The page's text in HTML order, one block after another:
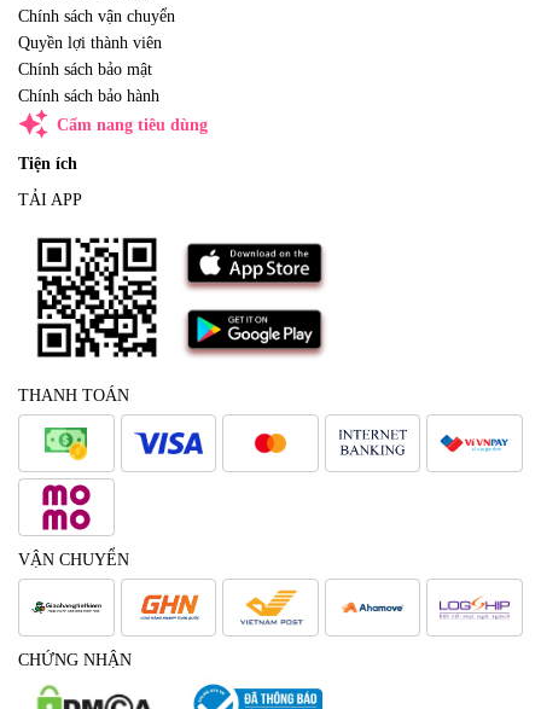
Chính sách vận chuyển
Quyền lợi thành viên
Chính sách bảo mật
Chính sách bảo hành
auto_awesome Cẩm nang tiêu dùng
Tiện ích
TẢI APP
THANH TOÁN
VẬN CHUYỂN
CHỨNG NHẬN